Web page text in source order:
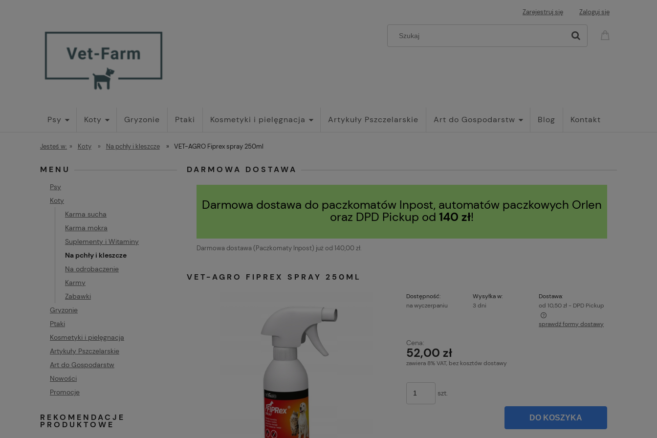
Zarejestruj się Zaloguj się
Psy Koty Gryzonie Ptaki Kosmetyki i pielęgnacja Artykuły Pszczelarskie Art do Gospodarstw Blog Kontakt
Jesteś w: » Koty » Na pchły i kleszcze » VET-AGRO Fiprex spray 250ml
MENU
Psy
Koty
Karma sucha
Karma mokra
Suplementy i Witaminy
Na pchły i kleszcze
Na odrobaczenie
Karmy
Zabawki
Gryzonie
Ptaki
Kosmetyki i pielęgnacja
Artykuły Pszczelarskie
Art do Gospodarstw
Nowości
Promocje
REKOMENDACJE
PRODUKTOWE
DARMOWA DOSTAWA
Darmowa dostawa do paczkomatów Inpost, automatów paczkowych Orlen
oraz DPD Pickup od 140 zł!
Darmowa dostawa (Paczkomaty Inpost) już od 140,00 zł.
VET-AGRO FIPREX SPRAY 250ML
Dostępność:
na wyczerpaniu
Wysyłka w:
3 dni
Dostawa:
od 10,50 zł - DPD Pickup
płatności
sprawdź formy dostawy
Cena:
52,00 zł
zawiera 8% VAT, bez kosztów dostawy
szt.
DO KOSZYKA